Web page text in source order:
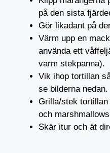
på den sista
Gör likadant på
Värm upp en
använda ett
varm stekpanna).
Vik ihop tortillan
se bilderna nedan.
Grilla/stek
och
Skär itur och ät